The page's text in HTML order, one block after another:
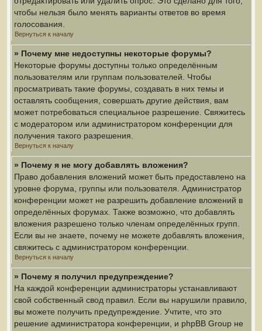
чтобы нельзя было менять варианты ответов во время
голосования.
Вернуться к началу
» Почему мне недоступны некоторые форумы?
Некоторые форумы доступны только определённым
пользователям или группам пользователей. Чтобы
просматривать такие форумы, создавать в них темы и
оставлять сообщения, совершать другие действия, вам
может потребоваться специальное разрешение. Свяжитесь
с модератором или администратором конференции для
получения такого разрешения.
Вернуться к началу
» Почему я не могу добавлять вложения?
Право добавления вложений может быть предоставлено на
уровне форума, группы или пользователя. Администратор
конференции может не разрешить добавление вложений в
определённых форумах. Также возможно, что добавлять
вложения разрешено только членам определённых групп.
Если вы не знаете, почему не можете добавлять вложения,
свяжитесь с администратором конференции.
Вернуться к началу
» Почему я получил предупреждение?
На каждой конференции администраторы устанавливают
свой собственный свод правил. Если вы нарушили правило,
вы можете получить предупреждение. Учтите, что это
решение администратора конференции, и phpBB Group не